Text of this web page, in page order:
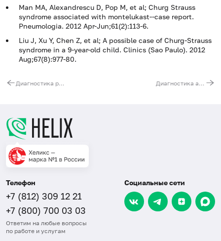
Man MA, Alexandrescu D, Pop M, et al; Churg Strauss
syndrome associated with montelukast--case report.
Pneumologia. 2012 Apr-Jun;61(2):113-6.
Liu J, Xu Y, Chen Z, et al; A possible case of Churg-Strauss
syndrome in a 9-year-old child. Clinics (Sao Paulo). 2012
Aug;67(8):977-80.
Диагностика раннего ревматоидного артрита Диагностика аутоиммунного поражения почек
Телефон
+7 (812) 309 12 21
+7 (800) 700 03 03
Ответим на любые вопросы
по работе и услугам
Социальные сети